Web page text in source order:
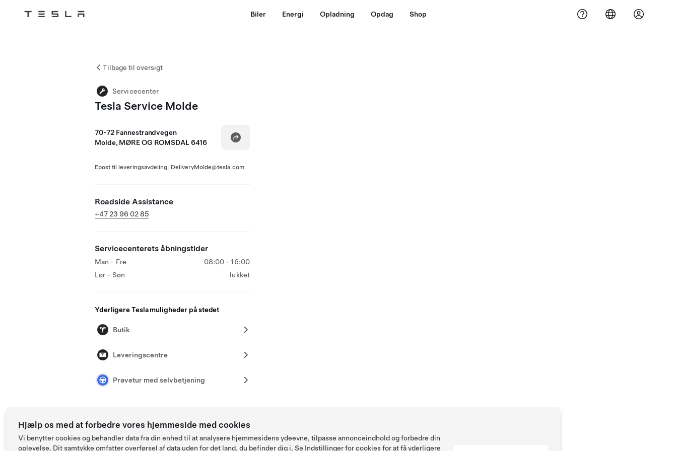
Tesla Biler Energi Opladning Opdag Shop
Tilbage til oversigt
Servicecenter
Tesla Service Molde
70-72 Fannestrandvegen
Molde, MØRE OG ROMSDAL 6416
Epost til leveringsavdeling: DeliveryMolde@tesla.com
Roadside Assistance
+47 23 96 02 85
Servicecenterets åbningstider
Man - Fre
08:00 - 16:00
Lør - Søn
lukket
Yderligere Tesla muligheder på stedet
Butik
Leveringscentre
Prøvetur med selvbetjening
Hjælp os med at forbedre vores hjemmeside med cookies
Vi benytter cookies og behandler data fra din enhed til at analysere hjemmesidens ydeevne, tilpasse annonceindhold og forbedre din
oplevelse. Dit samtykke omfatter overførsel af data uden for det land, du befinder dig i. Se Indstillinger for cookiesfor at få yderligere